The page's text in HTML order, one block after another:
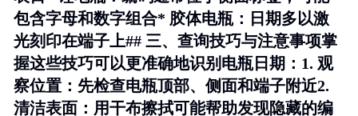
包含字母和数字组合* 胶体电瓶：日期多以激
光刻印在端子上## 三、查询技巧与注意事项掌
握这些技巧可以更准确地识别电瓶日期：1. 观
察位置 ：先检查电瓶顶部、侧面和端子附近2.
清洁表面 ：用干布擦拭可能帮助发现隐藏的编